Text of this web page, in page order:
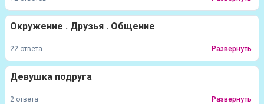
Окружение . Друзья . Общение
22 ответа Развернуть
Девушка подруга
2 ответа Развернуть